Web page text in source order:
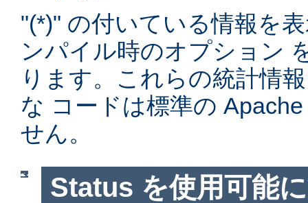
"(*)" の付いている情報を
ンパイル時のオプション
ります。これらの統計情
な コードは標準の
せん。
Status を使用可能